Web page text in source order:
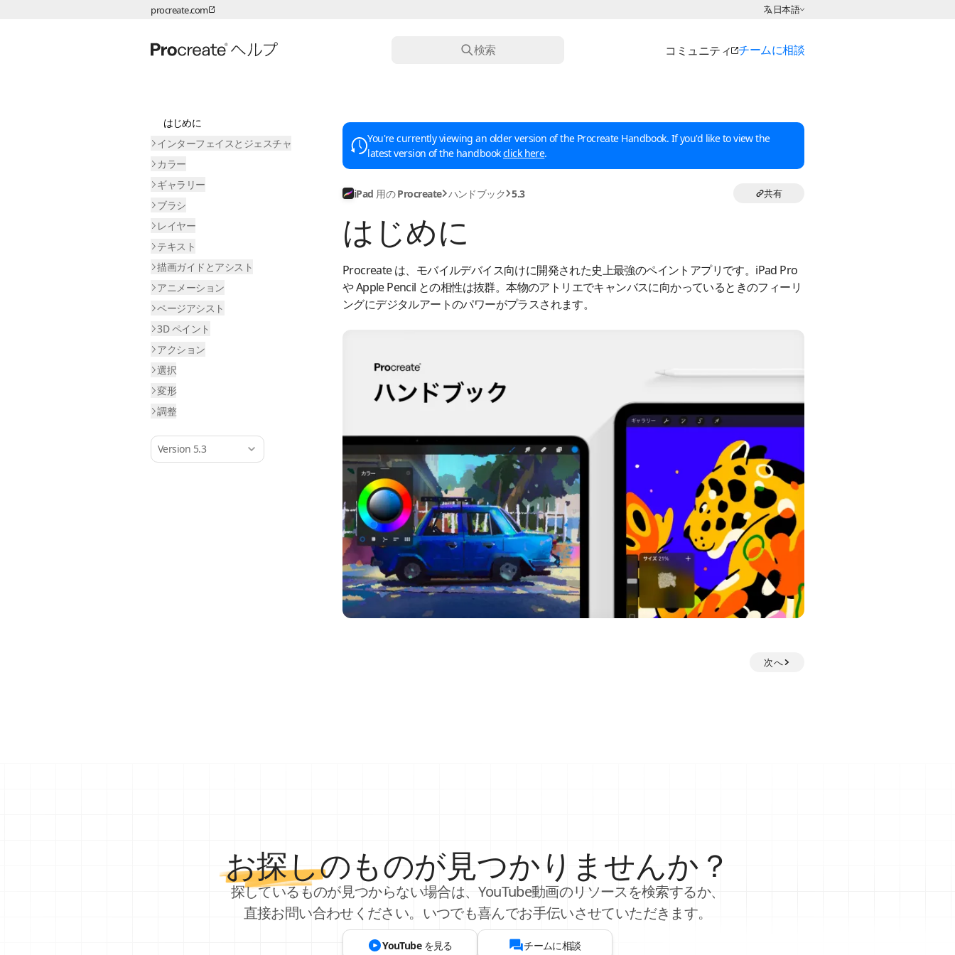
procreate.com 日本語
言語の選択:
検索 コミュニティ チームに相談
はじめに
インターフェイスとジェスチャ
カラー
ギャラリー
ブラシ
レイヤー
テキスト
描画ガイドとアシスト
アニメーション
ページアシスト
3D ペイント
アクション
選択
変形
調整
You're currently viewing an older version of the Procreate Handbook. If you'd like to view the
latest version of the handbookclick here.
iPad 用の Procreate ハンドブック 5.3 共有
はじめに
Procreate は、モバイルデバイス向けに開発された史上最強のペイントアプリです。iPad Pro
や Apple Pencil との相性は抜群。本物のアトリエでキャンバスに向かっているときのフィーリ
ングにデジタルアートのパワーがプラスされます。
次へ
お探しのものが見つかりませんか？
探しているものが見つからない場合は、YouTube動画のリソースを検索するか、
直接お問い合わせください。いつでも喜んでお手伝いさせていただきます。
YouTube を見る チームに相談